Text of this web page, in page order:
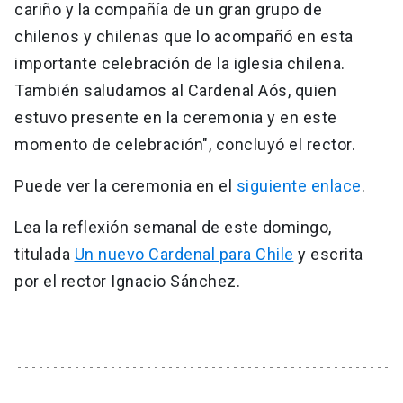
cariño y la compañía de un gran grupo de
chilenos y chilenas que lo acompañó en esta
importante celebración de la iglesia chilena.
También saludamos al Cardenal Aós, quien
estuvo presente en la ceremonia y en este
momento de celebración", concluyó el rector.
Puede ver la ceremonia en el siguiente enlace.
Lea la reflexión semanal de este domingo,
titulada Un nuevo Cardenal para Chile y escrita
por el rector Ignacio Sánchez.